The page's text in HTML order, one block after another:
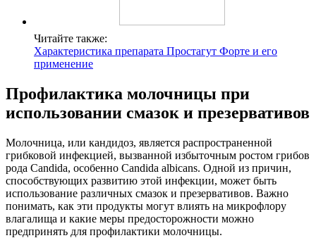
Читайте также:
Характеристика препарата Простагут Форте и его
применение
Профилактика молочницы при
использовании смазок и презервативов
Молочница, или кандидоз, является распространенной
грибковой инфекцией, вызванной избыточным ростом грибов
рода Candida, особенно Candida albicans. Одной из причин,
способствующих развитию этой инфекции, может быть
использование различных смазок и презервативов. Важно
понимать, как эти продукты могут влиять на микрофлору
влагалища и какие меры предосторожности можно
предпринять для профилактики молочницы.